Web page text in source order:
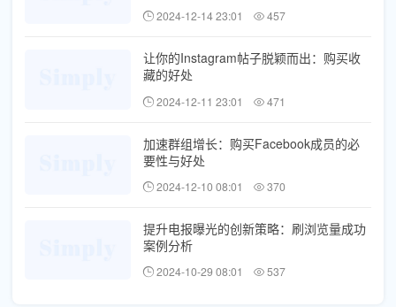
2024-12-14 23:01 457
让你的Instagram帖子脱颖而出：购买收
藏的好处
2024-12-11 23:01 471
加速群组增长：购买Facebook成员的必
要性与好处
2024-12-10 08:01 370
提升电报曝光的创新策略：刷浏览量成功
案例分析
2024-10-29 08:01 537